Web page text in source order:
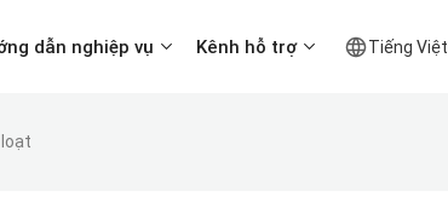
dẫn nghiệp vụ Kênh hỗ trợ Tiếng Việt